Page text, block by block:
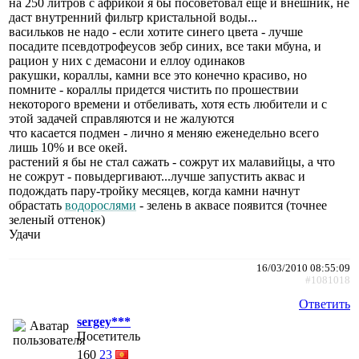
даст внутренний фильтр кристальной воды...
васильков не надо - если хотите синего цвета - лучше
посадите псевдотрофеусов зебр синих, все таки мбуна, и
рацион у них с демасони и еллоу одинаков
ракушки, кораллы, камни все это конечно красиво, но
помните - кораллы придется чистить по прошествии
некоторого времени и отбеливать, хотя есть любители и с
этой задачей справляются и не жалуются
что касается подмен - лично я меняю еженедельно всего
лишь 10% и все окей.
растений я бы не стал сажать - сожрут их малавийцы, а что
не сожрут - повыдергивают...лучше запустить аквас и
подождать пару-тройку месяцев, когда камни начнут
обрастать водорослями - зелень в аквасе появится (точнее
зеленый оттенок)
Удачи
16/03/2010 08:55:09
#1081018
Ответить
sergey***
Посетитель
160 23